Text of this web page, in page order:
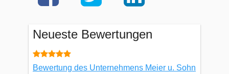
Neueste Bewertungen
Bewertung des Unternehmens Meier u. Sohn